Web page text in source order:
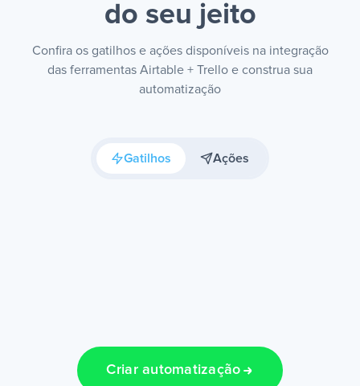
do seu jeito
Confira os gatilhos e ações disponíveis na integração
das ferramentas Airtable + Trello e construa sua
automatização
Gatilhos Ações
Criar automatização